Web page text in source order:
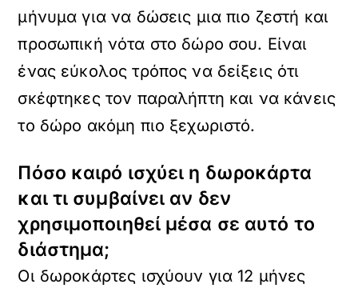
μήνυμα για να δώσεις μια πιο ζεστή και
προσωπική νότα στο δώρο σου. Είναι
ένας εύκολος τρόπος να δείξεις ότι
σκέφτηκες τον παραλήπτη και να κάνεις
το δώρο ακόμη πιο ξεχωριστό.
Πόσο καιρό ισχύει η δωροκάρτα
και τι συμβαίνει αν δεν
χρησιμοποιηθεί μέσα σε αυτό το
διάστημα;
Οι δωροκάρτες ισχύουν για 12 μήνες